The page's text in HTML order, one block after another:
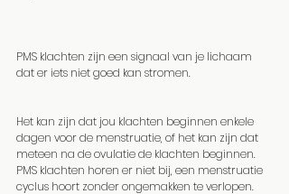
PMS klachten zijn een signaal van je lichaam
dat er iets niet goed kan stromen.
Het kan zijn dat jou klachten beginnen enkele
dagen voor de menstruatie, of het kan zijn dat
meteen na de ovulatie de klachten beginnen.
PMS klachten horen er niet bij, een menstruatie
cyclus hoort zonder ongemakken te verlopen.